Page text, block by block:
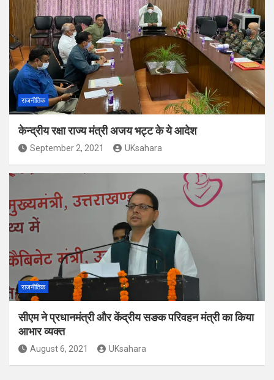
राजनीतिक
केन्द्रीय रक्षा राज्य मंत्री अजय भट्ट के ये आदेश
September 2, 2021 UKsahara
राजनीतिक
सीएम ने प्रधानमंत्री और केंद्रीय सङक परिवहन मंत्री का किया
आभार व्यक्त
August 6, 2021 UKsahara